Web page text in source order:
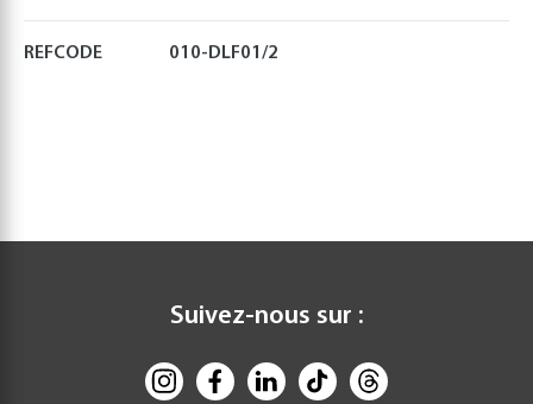
REFCODE 010-DLF01/2
Suivez-nous sur :